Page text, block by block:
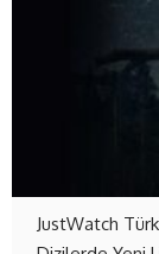
JustWatch